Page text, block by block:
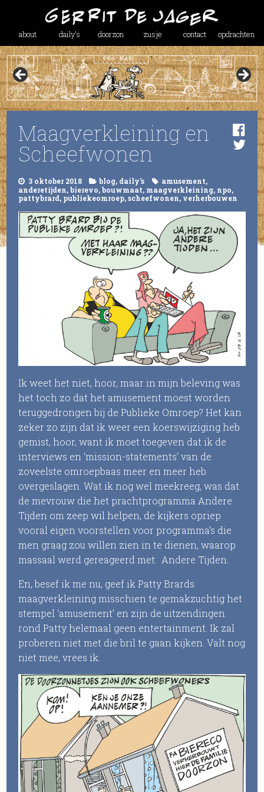
about daily’s doorzon zusje contact opdrachten
Maagverkleining en
Scheefwonen
3 oktober 2018 blog, daily's amusement,
anderetijden,bierevo,bouwmaat, maagverkleining, npo,
pattybrard, publiekeomroep,scheefwonen, verherbouwen
Ik weet het niet, hoor, maar in mijn beleving was
het toch zo dat het amusement moest worden
teruggedrongen bij de Publieke Omroep? Het kan
zeker zo zijn dat ik weer een koerswijziging heb
gemist, hoor, want ik moet toegeven dat ik de
interviews en ‘mission-statements’ van de
zoveelste omroepbaas meer en meer heb
overgeslagen. Wat ik nog wel meekreeg, was dat
de mevrouw die het prachtprogramma Andere
Tijden om zeep wil helpen, de kijkers opriep
vooral eigen voorstellen voor programma’s die
men graag zou willen zien in te dienen, waarop
massaal werd gereageerd met: Andere Tijden.
En, besef ik me nu, geef ik Patty Brards
maagverkleining misschien te gemakzuchtig het
stempel ‘amusement’ en zijn de uitzendingen
rond Patty helemaal geen entertainment. Ik zal
proberen niet met die bril te gaan kijken. Valt nog
niet mee, vrees ik.